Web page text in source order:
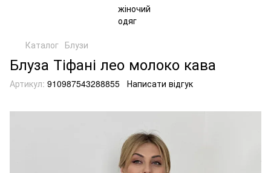
Каталог Блузи
Блуза Тіфані лео молоко кава
Артикул: 910987543288855 Написати відгук